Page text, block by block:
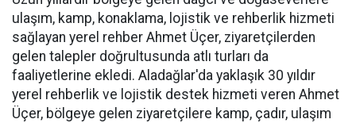
ulaşım, kamp, konaklama, lojistik ve rehberlik hizmeti
sağlayan yerel rehber Ahmet Üçer, ziyaretçilerden
gelen talepler doğrultusunda atlı turları da
faaliyetlerine ekledi. Aladağlar'da yaklaşık 30 yıldır
yerel rehberlik ve lojistik destek hizmeti veren Ahmet
Üçer, bölgeye gelen ziyaretçilere kamp, çadır, ulaşım